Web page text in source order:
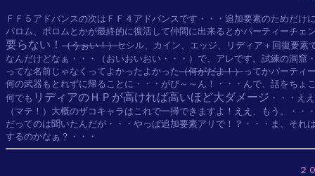
ＦＦ５アドバンスの次はＦＦ４アドバンスです・・・追加要素のためだけ
要らない！ （うぉい！）セシル、カイン、エッジ、リディア＋回復要素
なんだけどなぁ・・・（おいおいおい・・・）で、アレです。試練の洞窟
ってな名前じゃなくってよかったよかった（何がだよ！）ってかパーティ
何の武器もとれずに帰ることに・・・がび～～ん！・・・んで、話をちょ
何でも リディアのＨＰが高ければ高いほど大ダメージ ・・・え
（マテ！）大概のザコキャラはこれで一掃できますよ！ええ、もう。・・
だってのは聞いたんだが・・・やっぱ追加要素アリで！？・・・ま、それ
２